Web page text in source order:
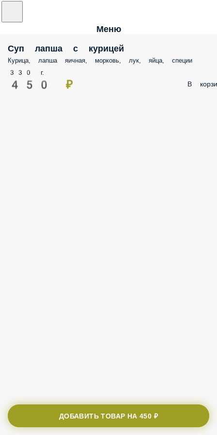
Меню
Суп лапша с курицей
Курица, лапша яичная, морковь, лук, яйца, специи
330 г.
450 ₽ В
ДОБАВИТЬ ТОВАР НА450 ₽